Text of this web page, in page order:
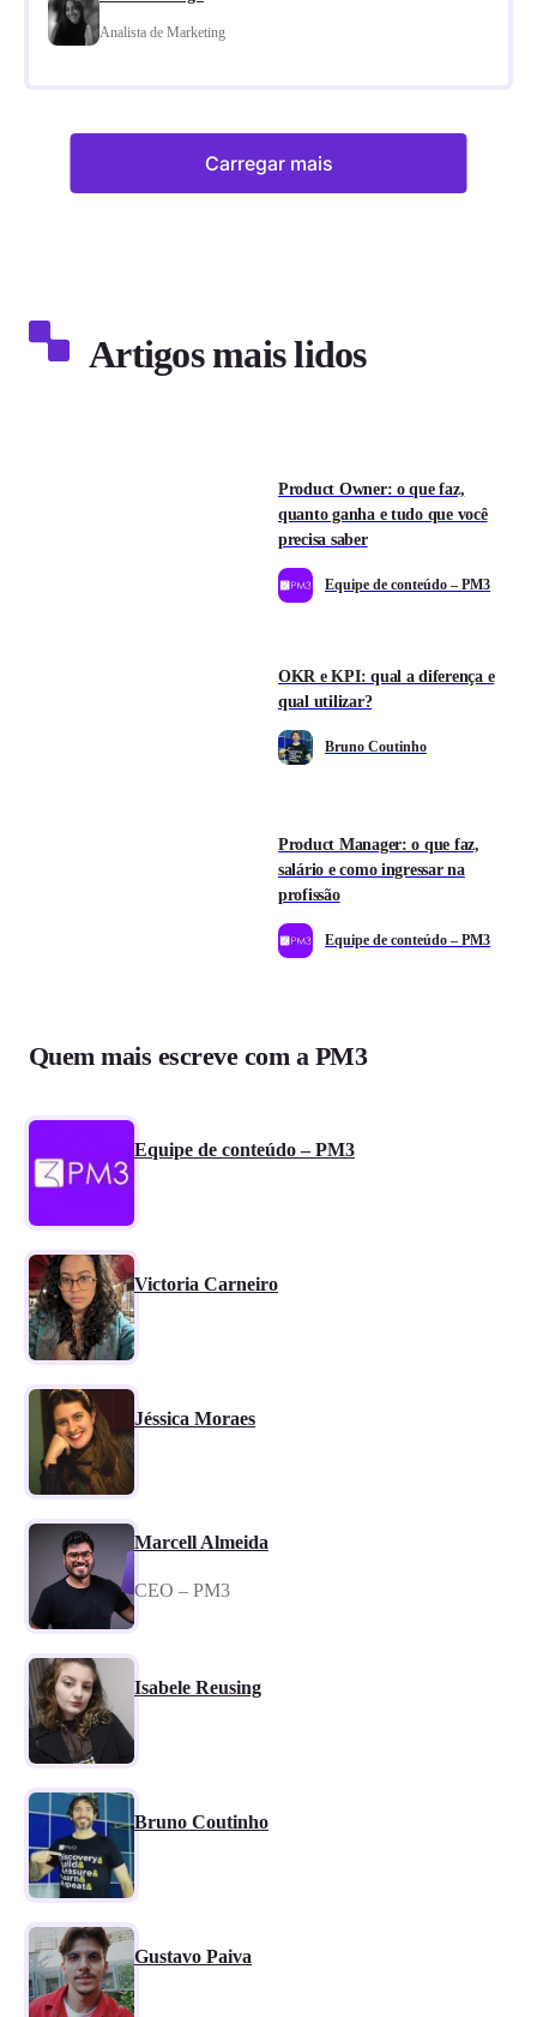
Analista de Marketing
Carregar mais
Artigos mais lidos
Product Owner: o que faz,
quanto ganha e tudo que você
precisa saber
Equipe de conteúdo – PM3
OKR e KPI: qual a diferença e
qual utilizar?
Bruno Coutinho
Product Manager: o que faz,
salário e como ingressar na
profissão
Equipe de conteúdo – PM3
Quem mais escreve com a PM3
Equipe de conteúdo – PM3
Victoria Carneiro
Jéssica Moraes
Marcell Almeida
CEO – PM3
Isabele Reusing
Bruno Coutinho
Gustavo Paiva